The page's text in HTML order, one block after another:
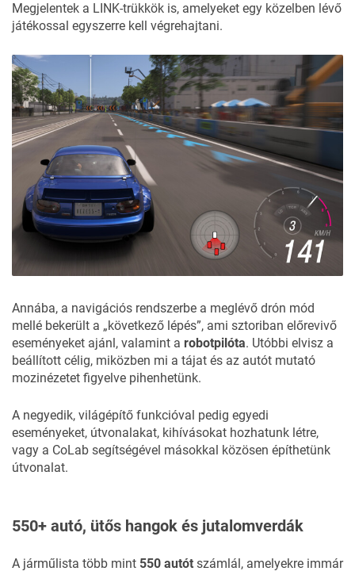
Megjelentek a LINK-trükkök is, amelyeket egy közelben lévő
játékossal egyszerre kell végrehajtani.
Annába, a navigációs rendszerbe a meglévő drón mód
mellé bekerült a „következő lépés”, ami sztoriban előrevivő
eseményeket ajánl, valamint a robotpilóta. Utóbbi elvisz a
beállított célig, miközben mi a tájat és az autót mutató
mozinézetet figyelve pihenhetünk.
A negyedik, világépítő funkcióval pedig egyedi
eseményeket, útvonalakat, kihívásokat hozhatunk létre,
vagy a CoLab segítségével másokkal közösen építhetünk
útvonalat.
550+ autó, ütős hangok és jutalomverdák
A járműlista több mint 550 autót számlál, amelyekre immár